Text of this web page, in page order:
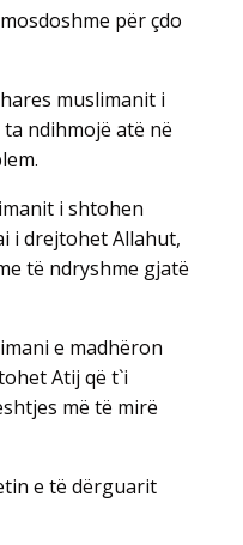
për çdo
muslimanit i
ndihmojë atë në
i shtohen
i drejtohet Allahut,
të ndryshme gjatë
e madhëron
Atij që t`i
më të mirë
e të dërguarit